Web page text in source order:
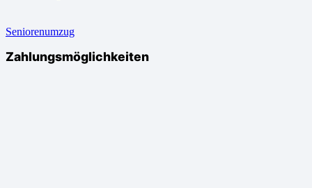
Seniorenumzug
Zahlungsmöglichkeiten